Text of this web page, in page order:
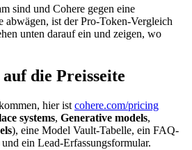
sind und Cohere gegen eine
abwägen, ist der Pro-Token-Vergleich
unten darauf ein und zeigen, wo
die Preisseite
hier ist cohere.com/pricing
systems, Generative models,
), eine Model Vault-Tabelle, ein FAQ-
ein Lead-Erfassungsformular.